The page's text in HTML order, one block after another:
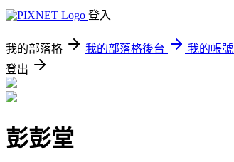
登入
我的部落格 我的部落格後台
我的帳號
登出
彭彭堂